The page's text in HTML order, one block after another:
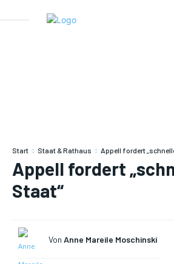
Start Staat & Rathaus Appell fordert
Appell fordert
Staat“
Von Anne Mareile Moschinski